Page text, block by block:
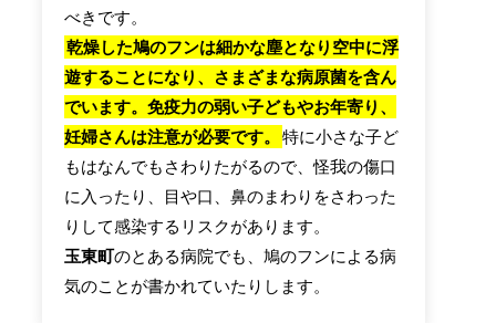
べきです。
乾燥した鳩のフンは細かな塵となり空中に浮
遊することになり、さまざまな病原菌を含ん
でいます。免疫力の弱い子どもやお年寄り、
妊婦さんは注意が必要です。
特に小さな子ど
もはなんでもさわりたがるので、怪我の傷口
に入ったり、目や口、鼻のまわりをさわった
りして感染するリスクがあります。
玉東町のとある病院でも、鳩のフンによる病
気のことが書かれていたりします。